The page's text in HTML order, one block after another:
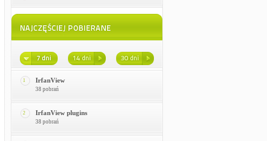
1 IrfanView
38 pobrań
2 IrfanView plugins
38 pobrań